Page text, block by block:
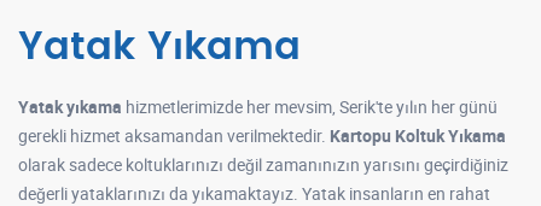
Yatak Yıkama
Yatak yıkama hizmetlerimizde her mevsim, Serik'te yılın her günü
gerekli hizmet aksamandan verilmektedir. Kartopu Koltuk Yıkama
olarak sadece koltuklarınızı değil zamanınızın yarısını geçirdiğiniz
değerli yataklarınızı da yıkamaktayız. Yatak insanların en rahat